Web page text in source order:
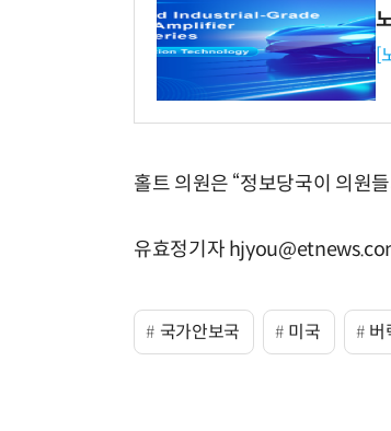
[
홀트 의원은 “정보당국이 의원
유효정기자
국가안보국 미국 버